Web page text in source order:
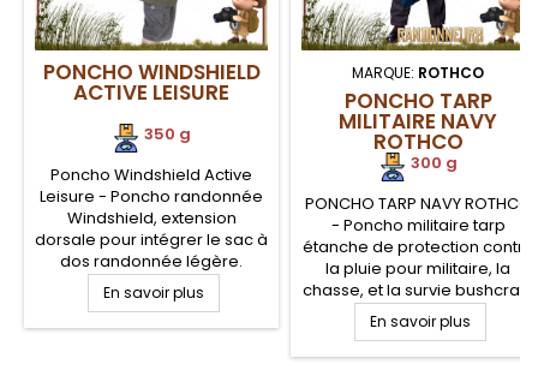
PONCHO WINDSHIELD
ACTIVE LEISURE
350 g
Poncho Windshield Active
Leisure - Poncho randonnée
Windshield, extension
dorsale pour intégrer le sac à
dos randonnée légère.
Pratique pour le trek et la
randonnée sous la pluie pour
protéger aussi son sac à dos.
En savoir plus
MARQUE: ROTHCO
PONCHO TARP
MILITAIRE NAVY
ROTHCO
300 g
PONCHO TARP NAVY ROTHCO
- Poncho militaire tarp
étanche de protection contre
la pluie pour militaire, la
chasse, et la survie bushcraft.
Poncho militaire avec
capuche et visière. Poncho
polyester ripstop avec
En savoir plus